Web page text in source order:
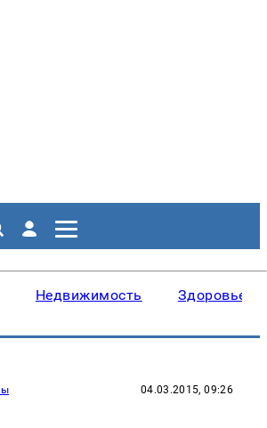
Недвижимость Здоровье
04.03.2015, 09:26